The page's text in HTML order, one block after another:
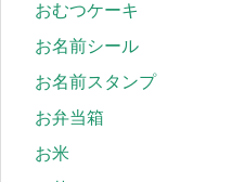
おむつケーキ
お名前シール
お名前スタンプ
お弁当箱
お米